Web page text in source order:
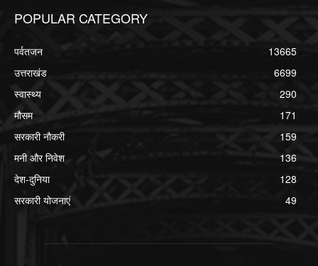
POPULAR CATEGORY
पर्वतजन
13665
उत्तराखंड
6699
स्वास्थ्य
290
मौसम
171
सरकारी नौकरी
159
मनी और निवेश
136
देश-दुनिया
128
सरकारी योजनाएं
49